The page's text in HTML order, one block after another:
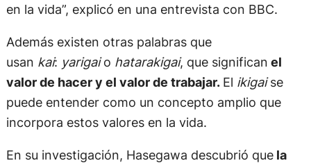
en la vida”, explicó en una entrevista con BBC.
Además existen otras palabras que
usan kai: yarigaio hatarakigai, que significan el
valor de hacer y el valor de trabajar. El ikigaise
puede entender como un concepto amplio que
incorpora estos valores en la vida.
En su investigación, Hasegawa descubrió quela